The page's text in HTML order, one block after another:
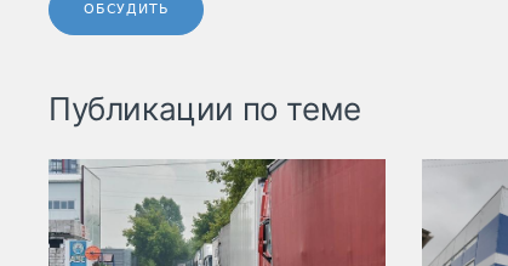
ОБСУДИТЬ
Публикации по теме